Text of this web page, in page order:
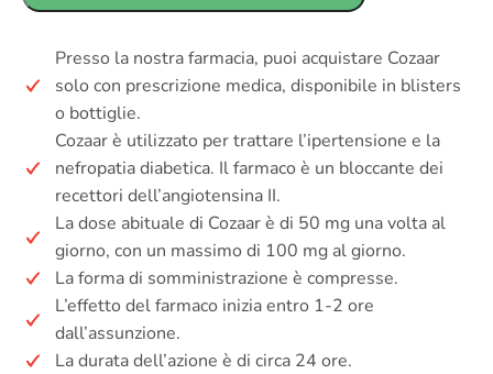
Presso la nostra farmacia, puoi acquistare Cozaar
solo con prescrizione medica, disponibile in blisters
o bottiglie.
Cozaar è utilizzato per trattare l’ipertensione e la
nefropatia diabetica. Il farmaco è un bloccante dei
recettori dell’angiotensina II.
La dose abituale di Cozaar è di 50 mg una volta al
giorno, con un massimo di 100 mg al giorno.
La forma di somministrazione è compresse.
L’effetto del farmaco inizia entro 1-2 ore
dall’assunzione.
La durata dell’azione è di circa 24 ore.